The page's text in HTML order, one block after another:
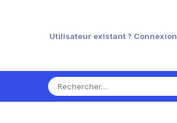
Utilisateur existant ? Connexion